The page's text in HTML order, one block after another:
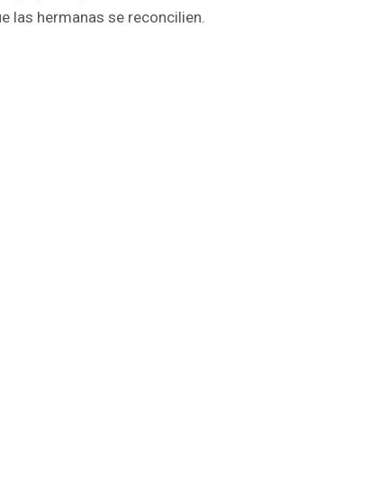
las hermanas se reconcilien.